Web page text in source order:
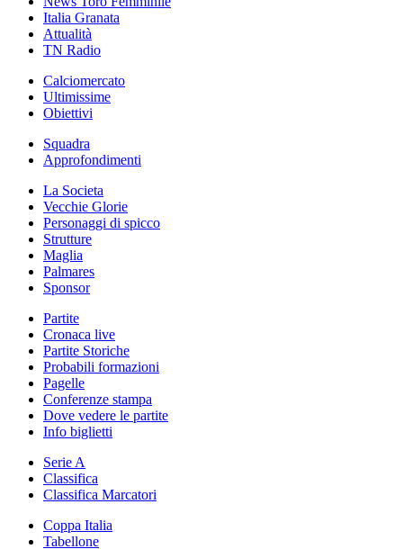
Italia Granata
Attualità
TN Radio
Calciomercato
Ultimissime
Obiettivi
Squadra
Approfondimenti
La Societa
Vecchie Glorie
Personaggi di spicco
Strutture
Maglia
Palmares
Sponsor
Partite
Cronaca live
Partite Storiche
Probabili formazioni
Pagelle
Conferenze stampa
Dove vedere le partite
Info biglietti
Serie A
Classifica
Classifica Marcatori
Coppa Italia
Tabellone